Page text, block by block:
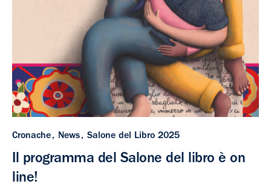
Cronache News Salone del Libro 2025
Il programma del Salone del libro è on
line!